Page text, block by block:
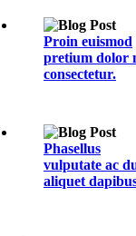
Proin euismod
pretium dolor
consectetur.
Phasellus
vulputate ac
aliquet